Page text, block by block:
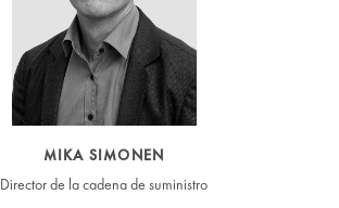
MIKA SIMONEN
Director de la cadena de suministro